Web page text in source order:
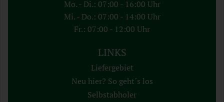
Mo. - Di.: 07:00 - 16:00 Uhr
Mi. - Do.: 07:00 - 14:00 Uhr
Fr.: 07:00 - 12:00 Uhr
LINKS
Liefergebiet
Neu hier? So geht´s los
Selbstabholer